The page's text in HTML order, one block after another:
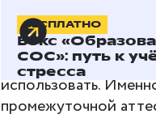
БЕСПЛАТНО
Бокс
СОС»: путь к
стресса
Способы
Главное в
использовать.
промежуточной